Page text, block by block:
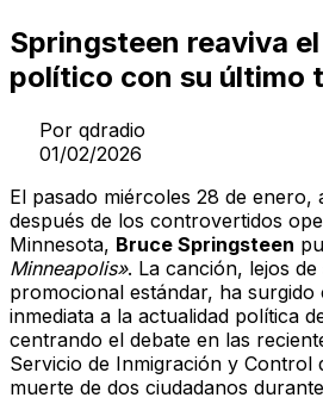
Springsteen reaviva
político con su último
Por qdradio
01/02/2026
El pasado miércoles 28 de enero,
después de los controvertidos
Minnesota, Bruce Springsteen
Minneapolis». La canción, lejos
promocional estándar, ha
inmediata a la actualidad política
centrando el debate en las
Servicio de Inmigración y Control
muerte de dos ciudadanos